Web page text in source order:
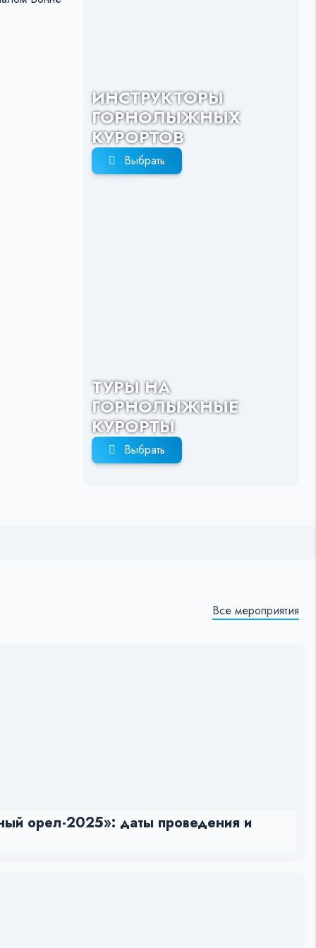
ИНСТРУКТОРЫ
ГОРНОЛЫЖНЫХ
КУРОРТОВ
Выбрать
ТУРЫ НА
ГОРНОЛЫЖНЫЕ
КУРОРТЫ
Выбрать
Все мероприятия
орел-2025»: даты проведения и